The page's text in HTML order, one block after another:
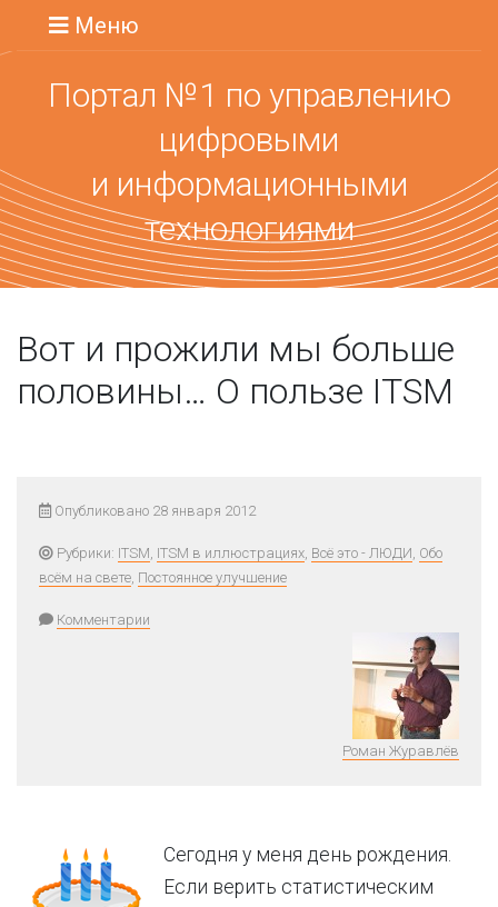
Меню
Портал №1 по управлению
цифровыми
и информационными
технологиями
Вот и прожили мы больше
половины… О пользе ITSM
Опубликовано 28 января 2012
Рубрики: ITSM, ITSM в иллюстрациях, Всё это - ЛЮДИ, Обо
всём на свете, Постоянное улучшение
Комментарии
Роман Журавлёв
Сегодня у меня день рождения.
Если верить статистическим